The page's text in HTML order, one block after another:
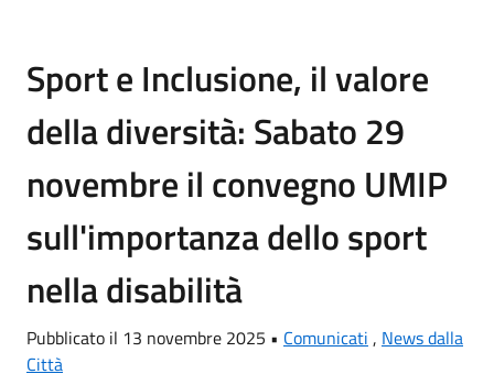
Sport e Inclusione, il valore
della diversità: Sabato 29
novembre il convegno UMIP
sull'importanza dello sport
nella disabilità
Pubblicato il 13 novembre 2025 • Comunicati , News dalla
Città